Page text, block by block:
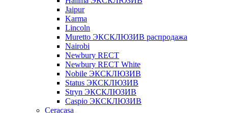
Jaipur
Karma
Lincoln
Muretto ЭКСКЛЮЗИВ распродажа
Nairobi
Newbury RECT
Newbury RECT White
Nobile ЭКСКЛЮЗИВ
Status ЭКСКЛЮЗИВ
Stryn ЭКСКЛЮЗИВ
Сaspio ЭКСКЛЮЗИВ
Ceracasa